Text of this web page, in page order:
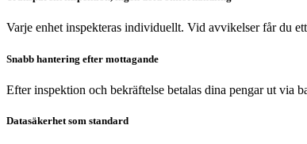
Varje enhet inspekteras individuellt. Vid avvikelser får du
Snabb hantering efter mottagande
Efter inspektion och bekräftelse betalas dina pengar ut via
Datasäkerhet som standard